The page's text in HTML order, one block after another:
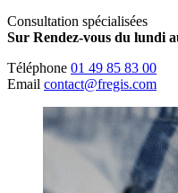
Consultation spécialisées
Sur Rendez-vous du lundi
Téléphone 01 49 85 83 00
Email contact@fregis.com